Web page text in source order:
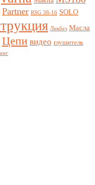
Partner RSG 38-16 SOLO
Ликбез Масла
Цепи видео глушитель